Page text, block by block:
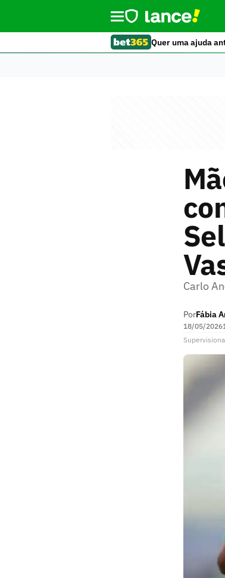
Quer uma ajuda
Carlo
PorFábia
18/05/2026